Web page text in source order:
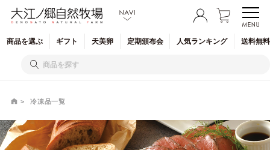
商品を選ぶ ギフト 天美卵 定期頒布会 人気ランキング 送料無
冷凍品一覧